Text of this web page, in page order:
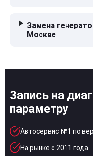
Замена
Москве
Запись на
параметру
Автосервис №1 по
На рынке с 2011 года